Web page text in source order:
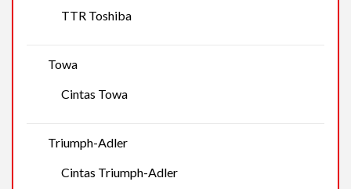
TTR Toshiba
Towa
Cintas Towa
Triumph-Adler
Cintas Triumph-Adler